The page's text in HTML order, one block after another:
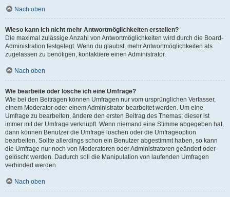
Nach oben
Wieso kann ich nicht mehr Antwortmöglichkeiten erstellen?
Die maximal zulässige Anzahl von Antwortmöglichkeiten wird durch die Board-
Administration festgelegt. Wenn du glaubst, mehr Antwortmöglichkeiten als
zugelassen zu benötigen, kontaktiere einen Administrator.
Nach oben
Wie bearbeite oder lösche ich eine Umfrage?
Wie bei den Beiträgen können Umfragen nur vom ursprünglichen Verfasser,
einem Moderator oder einem Administrator bearbeitet werden. Um eine
Umfrage zu bearbeiten, ändere den ersten Beitrag des Themas; dieser ist
immer mit der Umfrage verknüpft. Wenn niemand eine Stimme abgegeben hat,
dann können Benutzer die Umfrage löschen oder die Umfrageoption
bearbeiten. Sollte allerdings schon ein Benutzer abgestimmt haben, so kann
die Umfrage nur noch von Moderatoren oder Administratoren geändert oder
gelöscht werden. Dadurch soll die Manipulation von laufenden Umfragen
verhindert werden.
Nach oben